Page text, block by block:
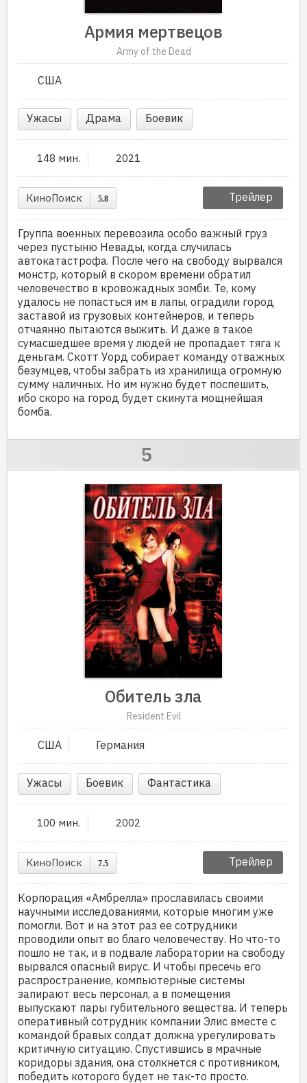
Армия мертвецов
Army of the Dead
США
Ужасы Драма Боевик
148 мин. 2021
КиноПоиск 5.8 Трейлер
Группа военных перевозила особо важный груз
через пустыню Невады, когда случилась
автокатастрофа. После чего на свободу вырвался
монстр, который в скором времени обратил
человечество в кровожадных зомби. Те, кому
удалось не попасться им в лапы, оградили город
заставой из грузовых контейнеров, и теперь
отчаянно пытаются выжить. И даже в такое
сумасшедшее время у людей не пропадает тяга к
деньгам. Скотт Уорд собирает команду отважных
безумцев, чтобы забрать из хранилища огромную
сумму наличных. Но им нужно будет поспешить,
ибо скоро на город будет скинута мощнейшая
бомба.
Обитель зла
Resident Evil
США Германия
Ужасы Боевик Фантастика
100 мин. 2002
КиноПоиск 7.5 Трейлер
Корпорация «Амбрелла» прославилась своими
научными исследованиями, которые многим уже
помогли. Вот и на этот раз ее сотрудники
проводили опыт во благо человечеству. Но что-то
пошло не так, и в подвале лаборатории на свободу
вырвался опасный вирус. И чтобы пресечь его
распространение, компьютерные системы
запирают весь персонал, а в помещения
выпускают пары губительного вещества. И теперь
оперативный сотрудник компании Элис вместе с
командой бравых солдат должна урегулировать
критичную ситуацию. Спустившись в мрачные
коридоры здания, она столкнется с противником,
победить которого будет не так-то просто.